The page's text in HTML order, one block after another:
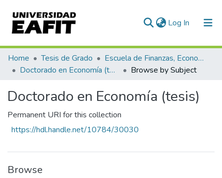
Log In (current)
Communities & Collections
All of DSpace
Home Tesis de Grado
Escuela de Finanzas, Economía y Gobierno
Doctorado en Economía (tesis)
Browse by Subject
Doctorado en Economía (tesis)
Permanent URI for this collection
https://hdl.handle.net/10784/30030
Browse